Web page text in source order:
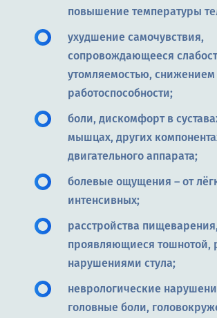
повышение температуры
ухудшение самочувствия,
сопровождающееся
утомляемостью, снижением
работоспособности;
боли, дискомфорт в
мышцах, других
двигательного аппарата;
болевые ощущения – от
интенсивных;
расстройства пищеварения,
проявляющиеся тошнотой,
нарушениями стула;
неврологические
головные боли,